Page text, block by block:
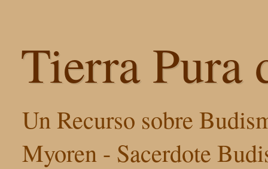
Tierra Pura
Un Recurso sobre
Myoren - Sacerdote